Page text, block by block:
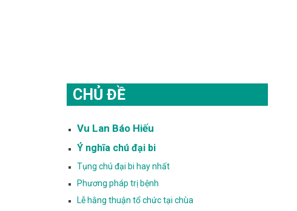
CHỦ ĐỀ
Vu Lan Báo Hiếu
Ý nghĩa chú đại bi
Tụng chú đại bi hay nhất
Phương pháp trị bệnh
Lễ hằng thuận tổ chức tại chùa